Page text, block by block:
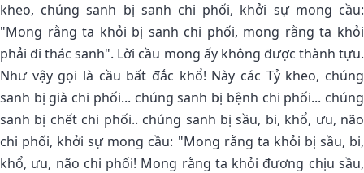
kheo, chúng sanh bị sanh chi phối, khởi sự mong cầu:
"Mong rằng ta khỏi bị sanh chi phối, mong rằng ta khỏi
phải đi thác sanh". Lời cầu mong ấy không được thành tựu.
Như vậy gọi là cầu bất đắc khổ! Này các Tỷ kheo, chúng
sanh bị già chi phối... chúng sanh bị bệnh chi phối... chúng
sanh bị chết chi phối.. chúng sanh bị sầu, bi, khổ, ưu, não
chi phối, khởi sự mong cầu: "Mong rằng ta khỏi bị sầu, bi,
khổ, ưu, não chi phối! Mong rằng ta khỏi đương chịu sầu,